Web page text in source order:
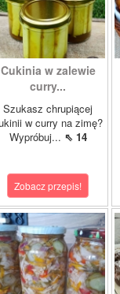
Cukinia w zalewie
curry...
Szukasz chrupiącej
w curry na zimę?
Wypróbuj... ⇖ 14
Zobacz przepis!